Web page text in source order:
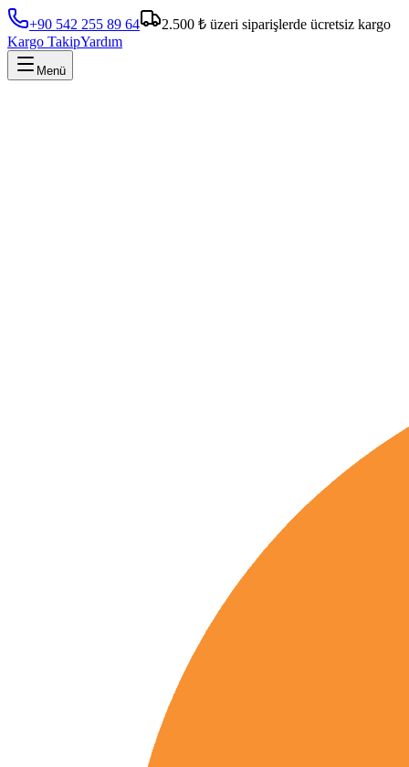
+90 542 255 89 64
2.500 ₺ üzeri siparişlerde ücretsiz kargo
Kargo TakipYardım
Menü